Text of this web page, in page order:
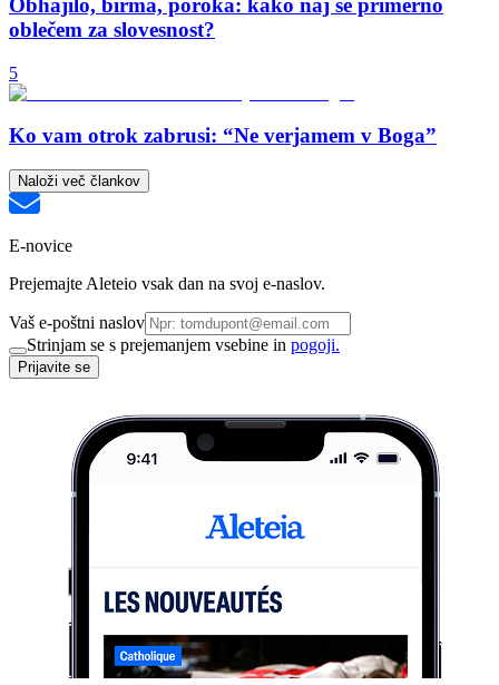
Obhajilo, birma, poroka: kako naj se primerno
oblečem za slovesnost?
5
Ko vam otrok zabrusi: “Ne verjamem v Boga”
Naloži več člankov
E-novice
Prejemajte Aleteio vsak dan na svoj e-naslov.
Vaš e-poštni naslov
Strinjam se s prejemanjem vsebine in pogoji.
Prijavite se